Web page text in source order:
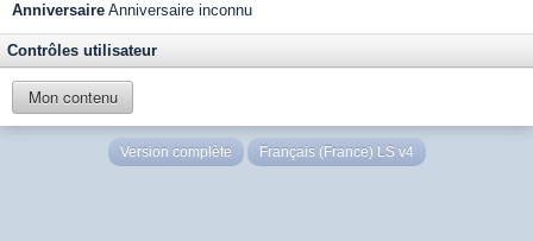
Anniversaire Anniversaire inconnu
Contrôles utilisateur
Mon contenu
Version complète Français (France) LS v4